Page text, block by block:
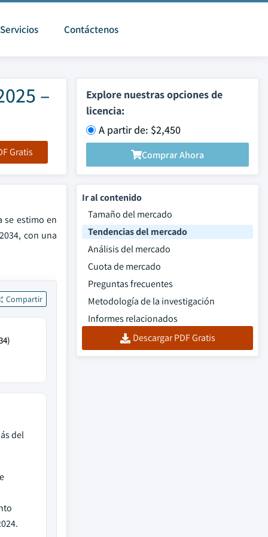
Contáctenos
–
Gratis
Explore nuestras opciones de
licencia:
A partir de: $2,450
Comprar Ahora
se estimo en
con una
Compartir
del
Ir al contenido
Tamaño del mercado
Tendencias del mercado
Análisis del mercado
Cuota de mercado
Preguntas frecuentes
Metodología de la investigación
Informes relacionados
Descargar PDF Gratis